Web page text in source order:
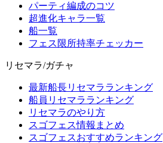
パーティ編成のコツ
超進化キャラ一覧
船一覧
フェス限所持率チェッカー
リセマラ/ガチャ
最新船長リセマラランキング
船員リセマラランキング
リセマラのやり方
スゴフェス情報まとめ
スゴフェスおすすめランキング